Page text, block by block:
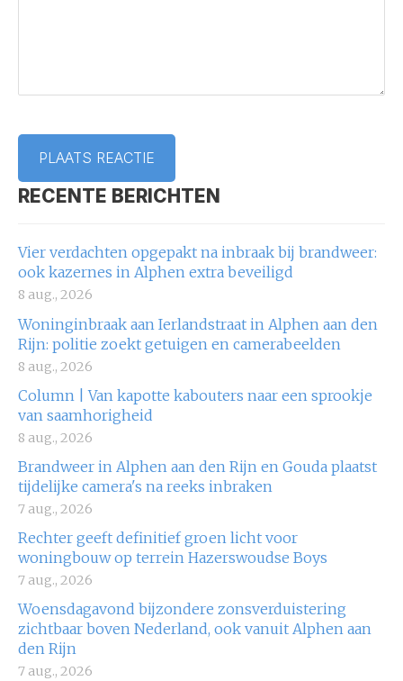
RECENTE BERICHTEN
Vier verdachten opgepakt na inbraak bij brandweer:
ook kazernes in Alphen extra beveiligd
8 aug., 2026
Woninginbraak aan Ierlandstraat in Alphen aan den
Rijn: politie zoekt getuigen en camerabeelden
8 aug., 2026
Column | Van kapotte kabouters naar een sprookje
van saamhorigheid
8 aug., 2026
Brandweer in Alphen aan den Rijn en Gouda plaatst
tijdelijke camera's na reeks inbraken
7 aug., 2026
Rechter geeft definitief groen licht voor
woningbouw op terrein Hazerswoudse Boys
7 aug., 2026
Woensdagavond bijzondere zonsverduistering
zichtbaar boven Nederland, ook vanuit Alphen aan
den Rijn
7 aug., 2026